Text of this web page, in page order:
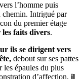
l’homme puis
chemin. Intrigué par
du premier étage
faits divers.
ils se dirigent vers
debout sur ses pattes
les épaules du plus
d’affection, il